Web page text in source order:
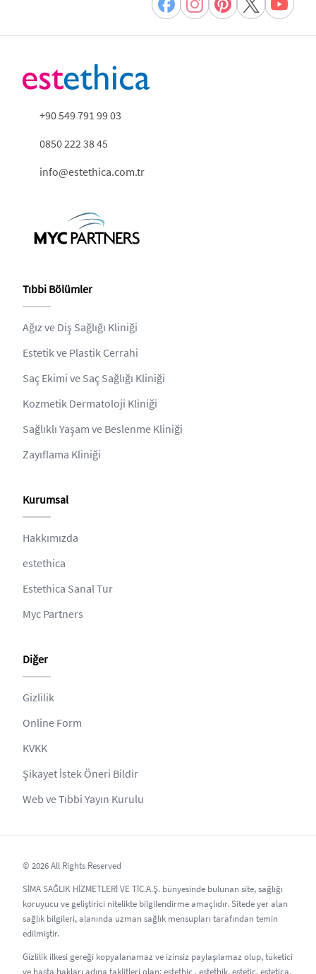
+90 549 791 99 03
0850 222 38 45
info@estethica.com.tr
Tıbbi Bölümler
Ağız ve Diş Sağlığı Kliniği
Estetik ve Plastik Cerrahi
Saç Ekimi ve Saç Sağlığı Kliniği
Kozmetik Dermatoloji Kliniği
Sağlıklı Yaşam ve Beslenme Kliniği
Zayıflama Kliniği
Kurumsal
Hakkımızda
estethica
Estethica Sanal Tur
Myc Partners
Diğer
Gizlilik
Online Form
KVKK
Şikayet İstek Öneri Bildir
Web ve Tıbbi Yayın Kurulu
© 2026 All Rights Reserved
SİMA SAĞLIK HİZMETLERİ VE TİC.A.Ş. bünyesinde bulunan site, sağlığı
koruyucu ve geliştirici nitelikte bilgilendirme amaçlıdır. Sitede yer alan
sağlık bilgileri, alanında uzman sağlık mensupları tarafından temin
edilmiştir.
Gizlilik ilkesi gereği kopyalanamaz ve izinsiz paylaşılamaz olup, tüketici